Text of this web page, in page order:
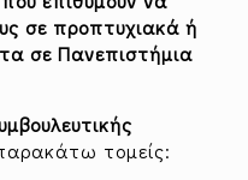
σε προπτυχιακά ή
σε Πανεπιστήμια
τομείς: